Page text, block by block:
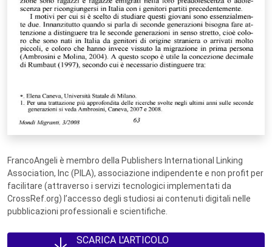
FrancoAngeli è membro della Publishers International Linking
Association, Inc (PILA), associazione indipendente e non profit per
facilitare (attraverso i servizi tecnologici implementati da
CrossRef.org) l’accesso degli studiosi ai contenuti digitali nelle
pubblicazioni professionali e scientifiche.
SCARICA L'ARTICOLO